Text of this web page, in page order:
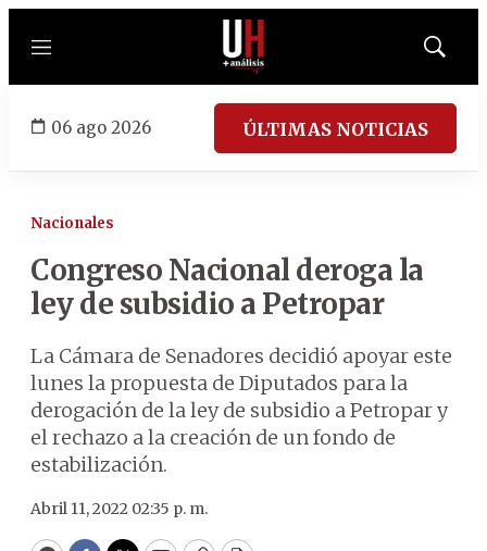
Menú
Mostrar
06 ago 2026 ÚLTIMAS NOTICIAS
Nacionales
Congreso Nacional deroga la
ley de subsidio a Petropar
La Cámara de Senadores decidió apoyar este
lunes la propuesta de Diputados para la
derogación de la ley de subsidio a Petropar y
el rechazo a la creación de un fondo de
estabilización.
Abril 11, 2022 02:35 p. m.